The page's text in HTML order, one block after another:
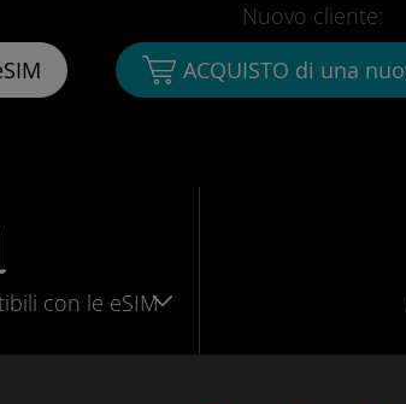
Nuovo cliente:
ACQUISTO di una
con le eSIM